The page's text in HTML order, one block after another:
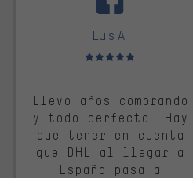
Luis A.
Valoración media: 5 de 5
Llevo años comprando
y todo perfecto. Hay
que tener en cuenta
que DHL al llegar a
España pasa a